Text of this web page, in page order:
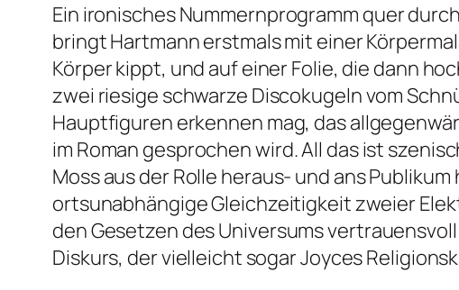
Ein ironisches Nummernprogramm quer
bringt Hartmann erstmals mit einer
Körper kippt, und auf einer Folie, die dann
zwei riesige schwarze Discokugeln vom
Hauptfiguren erkennen mag, das
im Roman gesprochen wird. All das ist
Moss aus der Rolle heraus- und ans
ortsunabhängige Gleichzeitigkeit zweier
den Gesetzen des Universums
Diskurs, der vielleicht sogar Joyces